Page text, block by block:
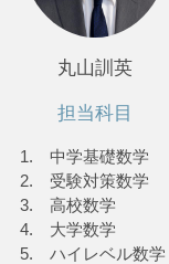
丸山訓英
担当科目
1. 中学基礎数学
2. 受験対策数学
3. 高校数学
4. 大学数学
5. ハイレベル数学